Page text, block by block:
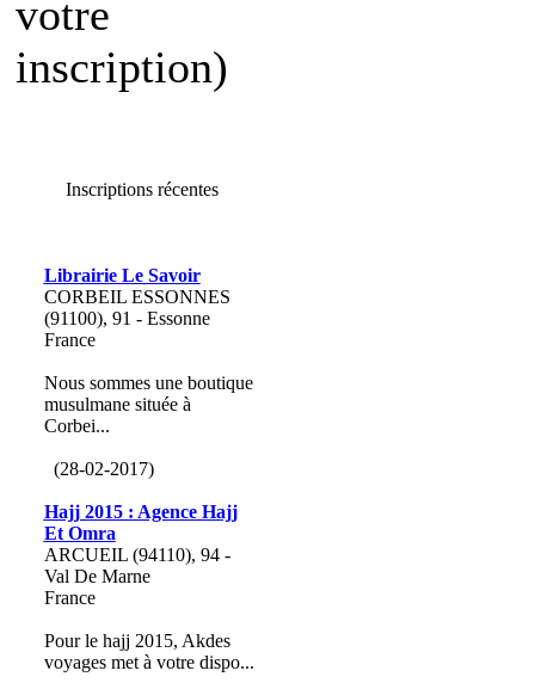
votre
inscription)
Inscriptions récentes
Librairie Le Savoir
CORBEIL ESSONNES
(91100), 91 - Essonne
France
Nous sommes une boutique
musulmane située à
Corbei...
(28-02-2017)
Hajj 2015 : Agence Hajj
Et Omra
ARCUEIL (94110), 94 -
Val De Marne
France
Pour le hajj 2015, Akdes
voyages met à votre dispo...